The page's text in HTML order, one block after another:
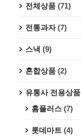
전체상품 (71)
전통과자 (7)
스낵 (9)
혼합상품 (2)
유통사 전용상품
홈플러스 (7)
롯데마트 (4)